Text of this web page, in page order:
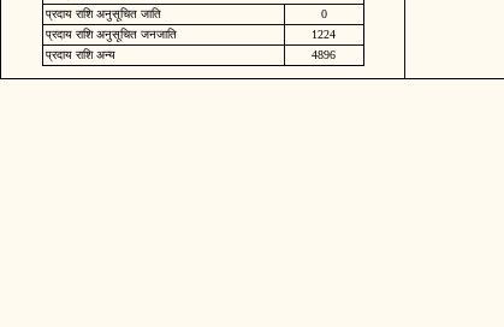
प्रदाय राशि अनुसूचित जाति
0
प्रदाय राशि अनुसूचित जनजाति
1224
प्रदाय राशि अन्य
4896